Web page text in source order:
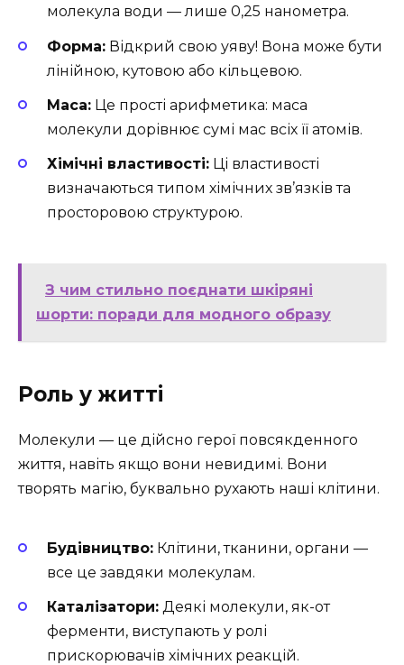
молекула води — лише 0,25 нанометра.
Форма: Відкрий свою уяву! Вона може бути
лінійною, кутовою або кільцевою.
Маса: Це прості арифметика: маса
молекули дорівнює сумі мас всіх її атомів.
Хімічні властивості: Ці властивості
визначаються типом хімічних зв’язків та
просторовою структурою.
З чим стильно поєднати шкіряні
шорти: поради для модного образу
Роль у житті
Молекули — це дійсно герої повсякденного
життя, навіть якщо вони невидимі. Вони
творять магію, буквально рухають наші клітини.
Будівництво: Клітини, тканини, органи —
все це завдяки молекулам.
Каталізатори: Деякі молекули, як-от
ферменти, виступають у ролі
прискорювачів хімічних реакцій.